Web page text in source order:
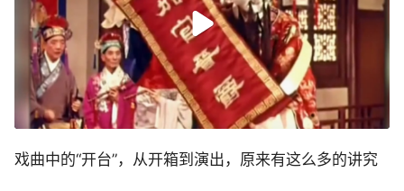
戏曲中的“开台”，从开箱到演出，原来有这么多的讲究